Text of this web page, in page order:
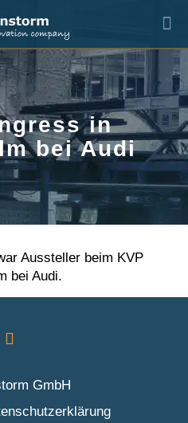
in
bei Audi
Aussteller beim KVP
bei Audi.
GmbH